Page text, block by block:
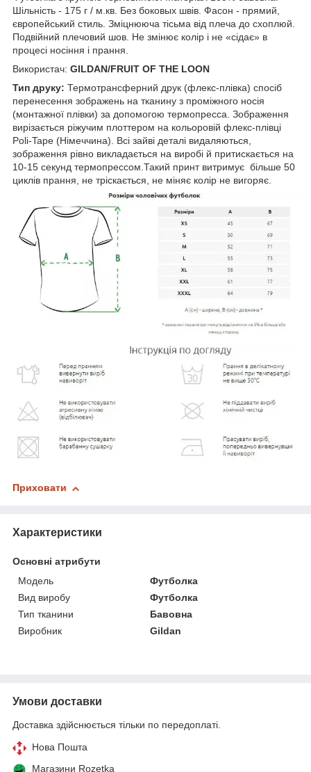
Шільність - 175 г / м.кв. Без боковых швів. Фасон - прямий,
європейський стиль. Зміцнююча тісьма від плеча до схоплюй.
Подвійний плечовий шов. Не змінює колір і не «сідає» в
процесі носіння і прання.
Використач: GILDAN/FRUIT OF THE LOON
Тип друку: Термотрансферний друк (флекс-плівка) спосіб
перенесення зображень на тканину з проміжного носія
(монтажної плівки) за допомогою термопресса. Зображення
вирізається ріжучим плоттером на кольоровій флекс-плівці
Poli-Tape (Німеччина). Всі зайві деталі видаляються,
зображення рівно викладається на виробі й притискається на
10-15 секунд термопрессом.Такий принт витримує більше 50
циклів прання, не тріскається, не міняє колір не вигоряє.
Приховати
Характеристики
Основні атрибути
Модель
Футболка
Вид виробу
Футболка
Тип тканини
Бавовна
Виробник
Gildan
Умови доставки
Доставка здійснюється тільки по передоплаті.
Нова Пошта
Магазини Rozetka